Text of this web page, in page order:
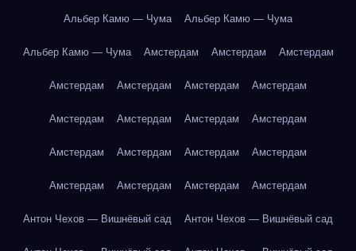
Альбер Камю — Чума Альбер Камю — Чума
Альбер Камю — Чума Амстердам Амстердам Амстердам
Амстердам Амстердам Амстердам Амстердам
Амстердам Амстердам Амстердам Амстердам
Амстердам Амстердам Амстердам Амстердам
Амстердам Амстердам Амстердам Амстердам
Антон Чехов — Вишнёвый сад Антон Чехов — Вишнёвый сад